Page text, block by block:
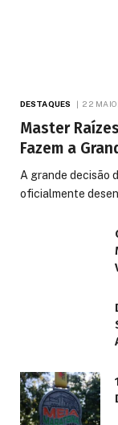
DESTAQUES 22
Master
Fazem a
A grande decisão
oficialmente